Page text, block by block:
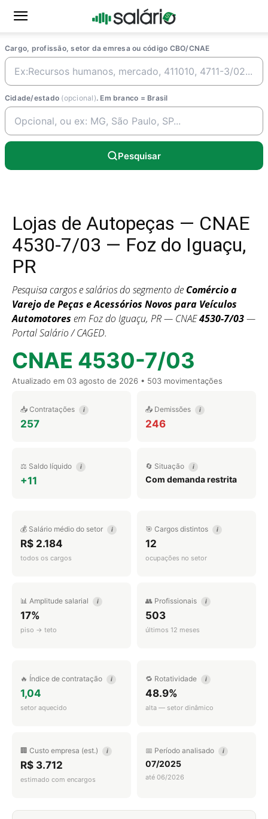
Cargo, profissão, setor da emresa ou código CBO/CNAE
Cidade/estado (opcional). Em branco = Brasil
Pesquisar
Lojas de Autopeças — CNAE
4530-7/03 — Foz do Iguaçu,
PR
Pesquisa cargos e salários do segmento de Comércio a
Varejo de Peças e Acessórios Novos para Veículos
Automotores em Foz do Iguaçu, PR — CNAE4530-7/03—
Portal Salário / CAGED.
CNAE 4530-7/03
Atualizado em 03 agosto de 2026 • 503 movimentações
📥 Contratações i
257
📤 Demissões i
246
⚖️ Saldo líquido i
+11
🔄 Situação i
Com demanda restrita
💰 Salário médio do setor i
R$ 2.184
todos os cargos
🎯 Cargos distintos i
12
ocupações no setor
📊 Amplitude salarial i
17%
piso → teto
👥 Profissionais i
503
últimos 12 meses
🔥 Índice de contratação i
1,04
setor aquecido
🔁 Rotatividade i
48.9%
alta — setor dinâmico
🏢 Custo empresa (est.) i
R$ 3.712
estimado com encargos
📅 Período analisado i
07/2025
até 06/2026